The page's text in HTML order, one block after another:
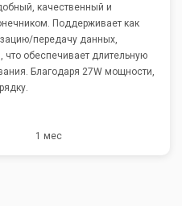
качественный и
Поддерживает как
передачу данных,
обеспечивает длительную
Благодаря 27W мощности,
1 мес